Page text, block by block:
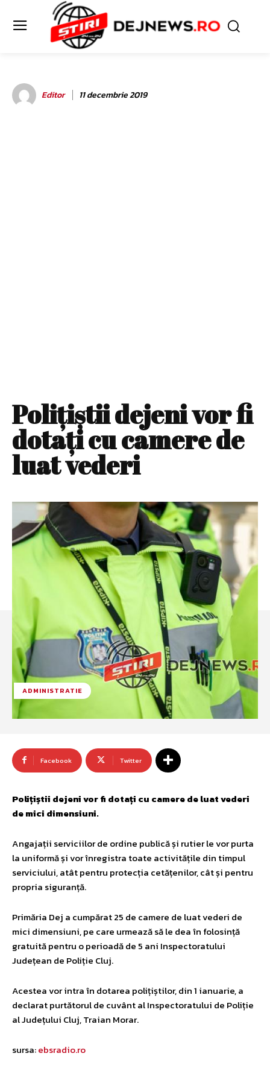
Editor 11 decembrie 2019
Polițiștii dejeni vor fi
dotați cu camere de
luat vederi
ADMINISTRATIE
Facebook Twitter
Polițiștii dejeni vor fi dotați cu camere de luat vederi
de mici dimensiuni.
Angajații serviciilor de ordine publică și rutier le vor purta
la uniformă și vor înregistra toate activitățile din timpul
serviciului, atât pentru protecția cetățenilor, cât și pentru
propria siguranță.
Primăria Dej a cumpărat 25 de camere de luat vederi de
mici dimensiuni, pe care urmează să le dea în folosință
gratuită pentru o perioadă de 5 ani Inspectoratului
Județean de Poliție Cluj.
Acestea vor intra în dotarea polițiștilor, din 1 ianuarie, a
declarat purtătorul de cuvânt al Inspectoratului de Poliție
al Județului Cluj, Traian Morar.
sursa:ebsradio.ro